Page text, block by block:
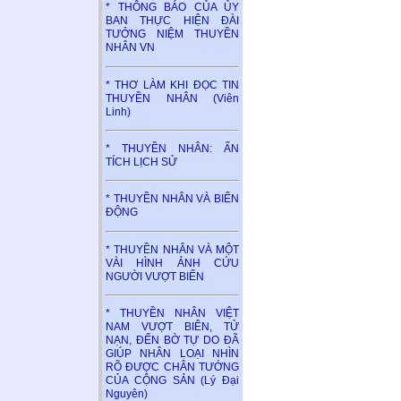
* THÔNG BÁO CỦA ỦY
BAN THỰC HIỆN ĐÀI
TƯỞNG NIỆM THUYỀN
NHÂN VN
* THƠ LÀM KHI ĐỌC TIN
THUYỀN NHÂN (Viên
Linh)
* THUYỀN NHÂN: ẤN
TÍCH LỊCH SỬ
* THUYỀN NHÂN VÀ BIỂN
ĐỘNG
* THUYỀN NHÂN VÀ MỘT
VÀI HÌNH ẢNH CỨU
NGƯỜI VƯỢT BIỂN
* THUYỀN NHÂN VIỆT
NAM VƯỢT BIÊN, TỬ
NẠN, ĐẾN BỜ TỰ DO ĐÃ
GIÚP NHÂN LOẠI NHÌN
RÕ ĐƯỢC CHÂN TƯỚNG
CỦA CỘNG SẢN (Lý Đại
Nguyên)